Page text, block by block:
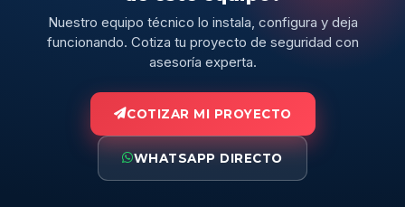
Nuestro equipo técnico lo instala, configura y deja
funcionando. Cotiza tu proyecto de seguridad con
asesoría experta.
COTIZAR MI PROYECTO
WHATSAPP DIRECTO